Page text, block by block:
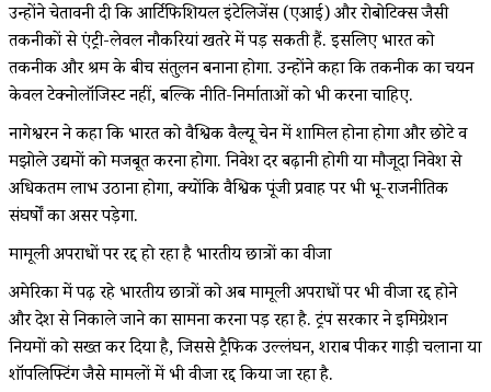
उन्होंने चेतावनी दी कि आर्टिफिशियल इंटेलिजेंस (एआई) और रोबोटिक्स जैसी
तकनीकों से एंट्री-लेवल नौकरियां खतरे में पड़ सकती हैं. इसलिए भारत को
तकनीक और श्रम के बीच संतुलन बनाना होगा. उन्होंने कहा कि तकनीक का चयन
केवल टेक्नोलॉजिस्ट नहीं, बल्कि नीति-निर्माताओं को भी करना चाहिए.​
नागेश्वरन ने कहा कि भारत को वैश्विक वैल्यू चेन में शामिल होना होगा और छोटे व
मझोले उद्यमों को मजबूत करना होगा. निवेश दर बढ़ानी होगी या मौजूदा निवेश से
अधिकतम लाभ उठाना होगा, क्योंकि वैश्विक पूंजी प्रवाह पर भी भू-राजनीतिक
संघर्षों का असर पड़ेगा.
मामूली अपराधों पर रद्द हो रहा है भारतीय छात्रों का वीजा
​अमेरिका में पढ़ रहे भारतीय छात्रों को अब मामूली अपराधों पर भी वीजा रद्द होने
और देश से निकाले जाने का सामना करना पड़ रहा है. ट्रंप सरकार ने इमिग्रेशन
नियमों को सख्त कर दिया है, जिससे ट्रैफिक उल्लंघन, शराब पीकर गाड़ी चलाना या
शॉपलिफ्टिंग जैसे मामलों में भी वीजा रद्द किया जा रहा है.